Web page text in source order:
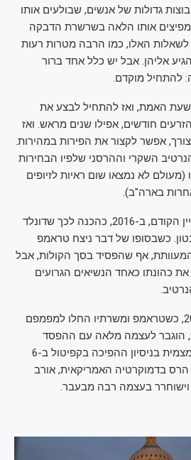
גדולות של אנשים, שבולעים אותו
אותו הלאה בשרשרת הדבקה
האלו, כמו הרבה מטרות רעות
אליהן. אבל יש כלל אחד ברור
להתחיל מוקדם.
האמת, ואז להתחיל לבצע את
חודשים, אפילו שנים מראש. ואז
אפשר לקצור את הפירות במהירות.
השקרי וההרסני שלפיו הבחירות
ארה"ב 2020 זויפו (מעולם לא נמצאו שום ראיות לזיופים
בארה"ב).
הזרעים נשתלו כבר בקמפיין הקודם, ב-2016, כהכנה לכך שדונלד
כשבסופו של דבר ניצח טראמפ
אף שהפסיד בסך הקולות, אבל
כהונתו כאחד הנשיאים הגרועים
הוא נשלף שוב באביב 2020, כשטראמפ ומשרתיו החלו למפמפם
הוגבר לעצמה מלאה עם ההפסד
בנובמבר, והגיע לקרשנדו מצמית בניסיון ההפיכה בקפיטול ב-6
הרס בדמוקרטיה האמריקאית, אורב